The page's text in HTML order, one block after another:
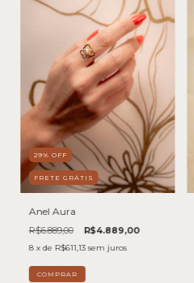
29% OFF
FRETE GRÁTIS
Anel Aura
R$6.889,00 R$4.889,00
8 x de R$611,13 sem juros